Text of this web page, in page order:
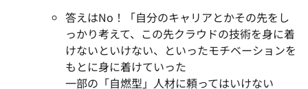
答えはNo！「自分のキャリアとかその先をし
っかり考えて、この先クラウドの技術を身に着
けないといけない、といったモチベーションを
もとに身に着けていった
一部の「自燃型 」人材に頼ってはいけない